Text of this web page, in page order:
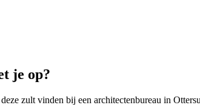
je op?
zult vinden bij een architectenbureau in